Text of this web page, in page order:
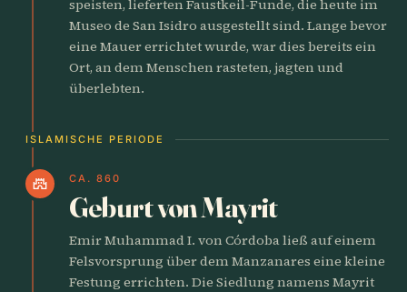
speisten, lieferten Faustkeil-Funde, die heute im
Museo de San Isidro ausgestellt sind. Lange bevor
eine Mauer errichtet wurde, war dies bereits ein
Ort, an dem Menschen rasteten, jagten und
überlebten.
ISLAMISCHE PERIODE
castle CA. 860
Geburt von Mayrit
Emir Muhammad I. von Córdoba ließ auf einem
Felsvorsprung über dem Manzanares eine kleine
Festung errichten. Die Siedlung namens Mayrit